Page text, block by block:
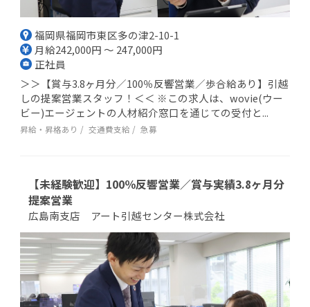
福岡県福岡市東区多の津2-10-1
月給242,000円 ～ 247,000円
正社員
＞＞【賞与3.8ヶ月分／100％反響営業／歩合給あり】引越
しの提案営業スタッフ！＜＜ ※この求人は、wovie(ウー
ビー)エージェントの人材紹介窓口を通じての受付と...
昇給・昇格あり 交通費支給 急募
【未経験歓迎】100％反響営業／賞与実績3.8ヶ月分
提案営業
広島南支店 アート引越センター株式会社